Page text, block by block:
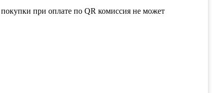
при оплате по QR комиссия не может